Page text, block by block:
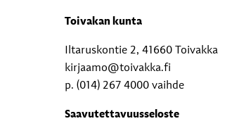
Toivakan kunta
Iltaruskontie 2, 41660 Toivakka
kirjaamo@toivakka.fi
p. (014) 267 4000 vaihde
Saavutettavuusseloste